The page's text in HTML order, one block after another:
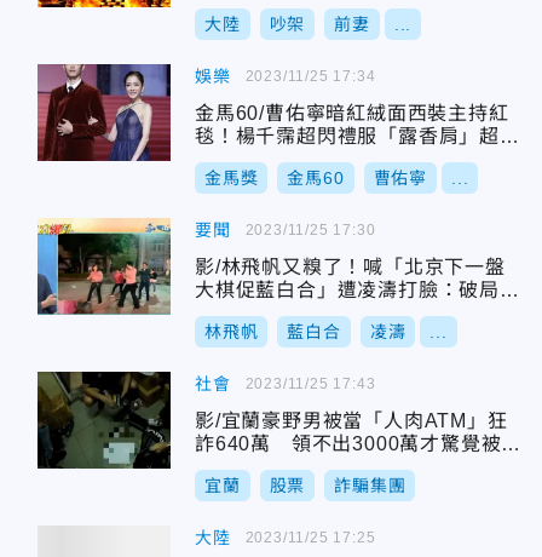
大陸 吵架 前妻
娛樂
金馬60/曹佑寧暗紅絨面西裝主持紅
毯！楊千霈超閃禮服「露香肩」超吸
睛
金馬獎 金馬60 曹佑寧
2023/11/25 17:34
要聞
影/林飛帆又糗了！喊「北京下一盤
大棋促藍白合」遭凌濤打臉：破局也
劇本？
林飛帆 藍白合 凌濤
2023/11/25 17:30
社會
影/宜蘭豪野男被當「人肉ATM」狂
詐640萬 領不出3000萬才驚覺被騙
急報警
宜蘭 股票 詐騙集團
2023/11/25 17:43
大陸 2023/11/25 17:25